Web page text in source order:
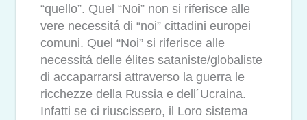
“quello”. Quel “Noi” non si riferisce alle
vere necessitá di “noi” cittadini europei
comuni. Quel “Noi” si riferisce alle
necessitá delle élites sataniste/globaliste
di accaparrarsi attraverso la guerra le
ricchezze della Russia e dell´Ucraina.
Infatti se ci riuscissero, il Loro sistema